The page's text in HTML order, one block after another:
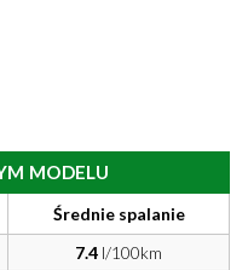
MODELU
Średnie spalanie
7.4 l/100km